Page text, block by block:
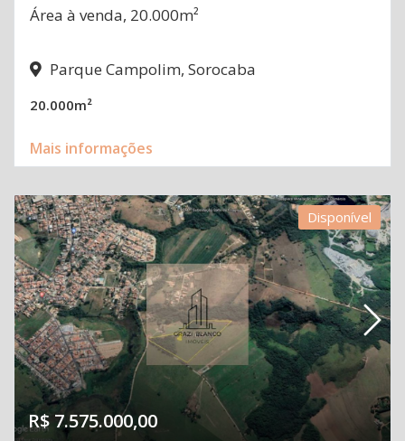
Área à venda, 20.000m²
Parque Campolim, Sorocaba
20.000m²
Mais informações
Disponível
R$ 7.575.000,00